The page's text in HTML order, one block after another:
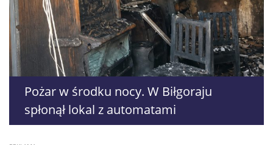
Pożar w środku nocy. W Biłgoraju
spłonął lokal z automatami